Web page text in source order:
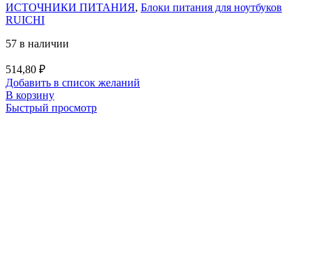
ИСТОЧНИКИ ПИТАНИЯ, Блоки питания для ноутбуков
RUICHI
57 в наличии
514,80 ₽
Добавить в список желаний
В корзину
Быстрый просмотр